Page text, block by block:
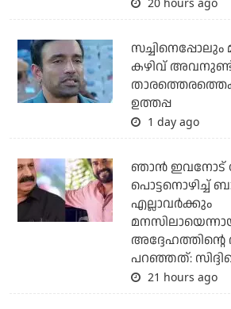
കഴിവ്
ഉത്തപ്പ
1 day ago
ഞാന്‍ ഇവനോട്
പൊട്ടനൊഴിച്ച്
എല്ലാവര്‍ക്കും
അദ്ദേഹത്തിന്റെ
പറഞ്ഞത്:
21 hours ago